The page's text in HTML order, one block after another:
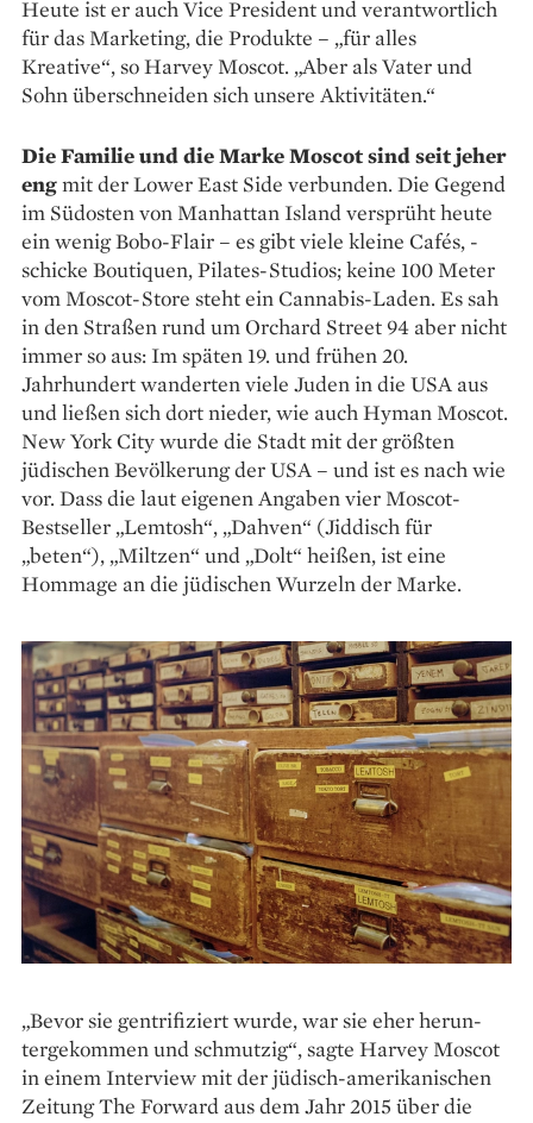
Heute ist er auch Vice President und verantwortlich
für das Marketing, die Produkte – „für alles
Kreative“, so Harvey Moscot. „Aber als Vater und
Sohn überschneiden sich unsere Aktivitäten.“
Die Familie und die Marke Moscot sind seit jeher
engmit der Lower East Side verbunden. Die Gegend
im Südosten von Manhattan Island versprüht heute
ein wenig Bobo-Flair – es gibt viele kleine Cafés, ­
schicke Boutiquen, Pilates-Studios; keine 100 Meter
vom Moscot-Store steht ein Cannabis-Laden. Es sah
in den Straßen rund um Orchard Street 94 aber nicht
immer so aus: Im späten 19. und frühen 20.
Jahrhundert wanderten viele Juden in die USA aus
und ließen sich dort nieder, wie auch Hyman Moscot.
New York City wurde die Stadt mit der größten
jüdischen Bevölkerung der USA – und ist es nach wie
vor. Dass die laut eigenen Angaben vier Moscot-
Bestseller „Lemtosh“, „Dahven“ (Jiddisch für
„beten“), „Miltzen“ und „Dolt“ heißen, ist eine
Hommage an die jüdischen Wurzeln der Marke.
„Bevor sie gentrifiziert wurde, war sie eher herun­
tergekommen und schmutzig“, sagte Harvey Moscot
in einem Interview mit der jüdisch-amerikanischen
Zeitung The Forward aus dem Jahr 2015 über die